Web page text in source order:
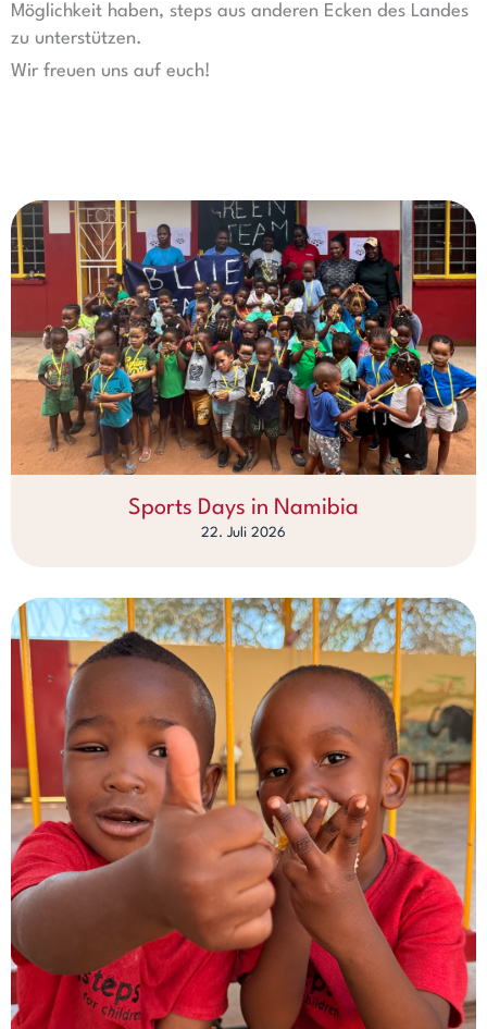
Möglichkeit haben, steps aus anderen Ecken des Landes
zu unterstützen.
Wir freuen uns auf euch!
Sports Days in Namibia
22. Juli 2026